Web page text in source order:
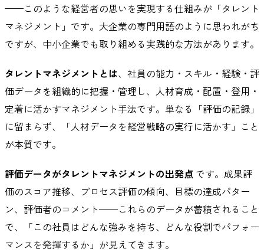
——このような経営者の思いを実現する仕組みが「タレント
マネジメント」です。大企業の専門用語のように思われがち
ですが、中小企業でも取り組める実践的な方法があります。
タレントマネジメントとは、社員の能力・スキル・経験・評
価データを組織的に把握・管理し、人材育成・配置・登用・
定着に活かすマネジメント手法です。単なる「評価の記録」
に留まらず、「人材データを経営戦略の実行に活かす」こと
が本質です。
評価データがタレントマネジメントの出発点 です。成果評
価のスコア推移、プロセス評価の傾向、目標の達成パター
ン、評価者のコメント——これらのデータが蓄積されること
で、「この社員はどんな強みを持ち、どんな役割でパフォー
マンスを発揮するか」が見えてきます。